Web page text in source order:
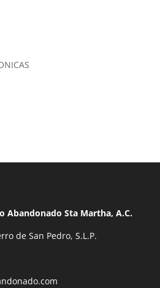
Abandonado Sta Martha, A.C.
de San Pedro, S.L.P.